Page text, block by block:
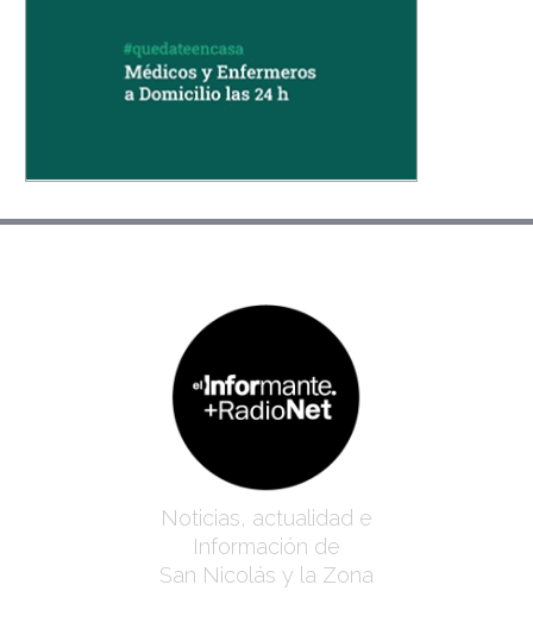
Noticias, actualidad e
Información de
San Nicolás y la Zona